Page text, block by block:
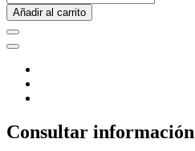
Añadir al carrito
Consultar información